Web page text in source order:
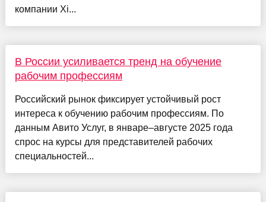
компании Xi...
В России усиливается тренд на обучение
рабочим профессиям
Российский рынок фиксирует устойчивый рост
интереса к обучению рабочим профессиям. По
данным Авито Услуг, в январе–августе 2025 года
спрос на курсы для представителей рабочих
специальностей...